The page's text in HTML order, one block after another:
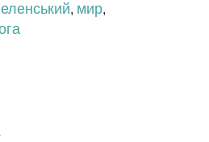
, мир,